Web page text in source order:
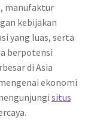
manufaktur
kebijakan
yang luas, serta
berpotensi
di Asia
ekonomi
situs